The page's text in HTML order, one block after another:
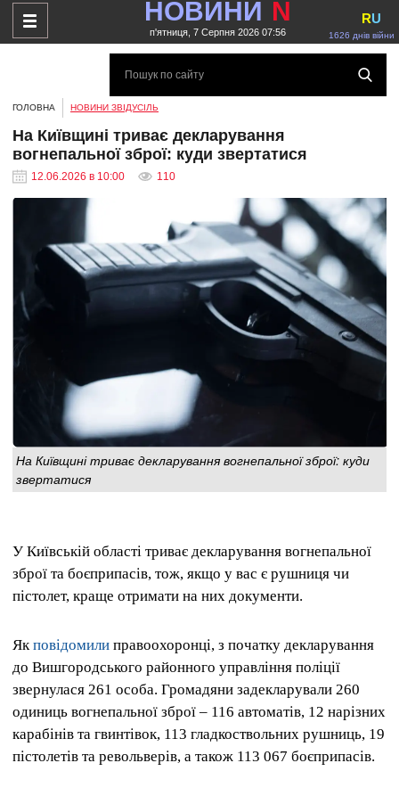
НОВИНИ N
п'ятниця, 7 Серпня 2026 07:56 1626 днів війни
RU
ГОЛОВНА НОВИНИ ЗВІДУСІЛЬ
На Київщині триває декларування
вогнепальної зброї: куди звертатися
12.06.2026 в 10:00 110
На Київщині триває декларування вогнепальної зброї: куди
звертатися
У Київській області триває декларування вогнепальної
зброї та боєприпасів, тож, якщо у вас є рушниця чи
пістолет, краще отримати на них документи.
Якповідомили правоохоронці, з початку декларування
до Вишгородського районного управління поліції
звернулася 261 особа. Громадяни задекларували 260
одиниць вогнепальної зброї – 116 автоматів, 12 нарізних
карабінів та гвинтівок, 113 гладкоствольних рушниць, 19
пістолетів та револьверів, а також 113 067 боєприпасів.